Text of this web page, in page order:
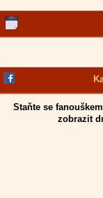
Staňte se
zobrazit